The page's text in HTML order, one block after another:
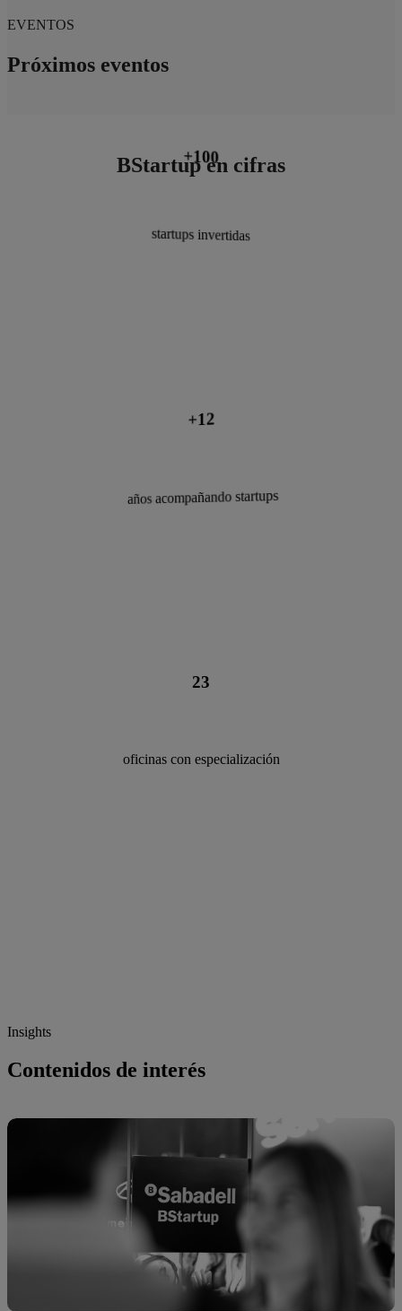
EVENTOS
Próximos eventos
BStartup en cifras
+100
startups invertidas
+5.700
startups clientes
+140
años de experiencia
+12
años acompañando startups
23
oficinas con especialización
+50
profesionales en el equipo
Insights
Contenidos de interés